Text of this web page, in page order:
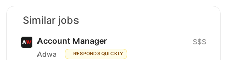
Similar jobs
Account Manager
Adwa RESPONDS QUICKLY
$$$